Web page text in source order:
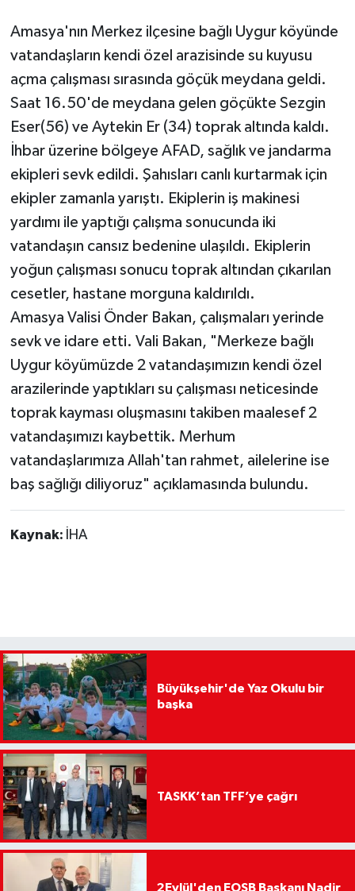
Amasya'nın Merkez ilçesine bağlı Uygur köyünde
vatandaşların kendi özel arazisinde su kuyusu
açma çalışması sırasında göçük meydana geldi.
Saat 16.50'de meydana gelen göçükte Sezgin
Eser(56) ve Aytekin Er (34) toprak altında kaldı.
İhbar üzerine bölgeye AFAD, sağlık ve jandarma
ekipleri sevk edildi. Şahısları canlı kurtarmak için
ekipler zamanla yarıştı. Ekiplerin iş makinesi
yardımı ile yaptığı çalışma sonucunda iki
vatandaşın cansız bedenine ulaşıldı. Ekiplerin
yoğun çalışması sonucu toprak altından çıkarılan
cesetler, hastane morguna kaldırıldı.
Amasya Valisi Önder Bakan, çalışmaları yerinde
sevk ve idare etti. Vali Bakan, "Merkeze bağlı
Uygur köyümüzde 2 vatandaşımızın kendi özel
arazilerinde yaptıkları su çalışması neticesinde
toprak kayması oluşmasını takiben maalesef 2
vatandaşımızı kaybettik. Merhum
vatandaşlarımıza Allah'tan rahmet, ailelerine ise
baş sağlığı diliyoruz" açıklamasında bulundu.
Kaynak: İHA
Büyükşehir'de Yaz Okulu bir
başka
TASKK’tan TFF’ye çağrı
2Eylül'den EOSB Başkanı Nadir